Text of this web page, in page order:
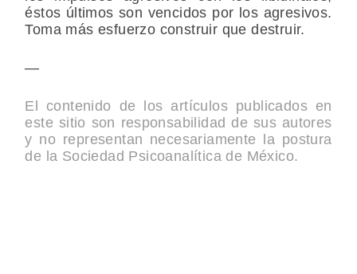
éstos últimos son vencidos por los agresivos.
Toma más esfuerzo construir que destruir.
—
El contenido de los artículos publicados en
este sitio son responsabilidad de sus autores
y no representan necesariamente la postura
de la Sociedad Psicoanalítica de México.